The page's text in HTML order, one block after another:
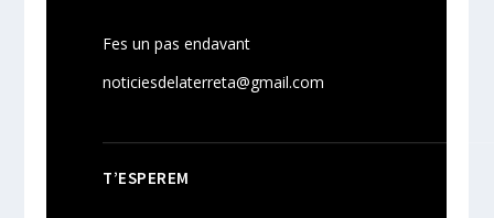
Fes un pas endavant
noticiesdelaterreta@gmail.com
T’ESPEREM